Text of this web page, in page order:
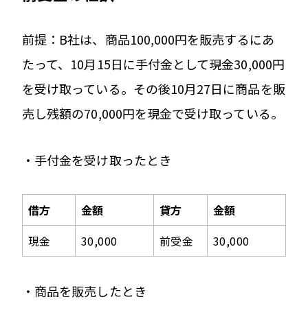
前提：B社は、商品100,000円を販売するにあ
たって、10月15日に手付金として現金30,000円
を受け取っている。その後10月27日に商品を販
売し残額の70,000円を現金で受け取っている。
・手付金を受け取ったとき
借方 金額 貸方
金額
現金
30,000 前受金 30,000
・商品を販売したとき